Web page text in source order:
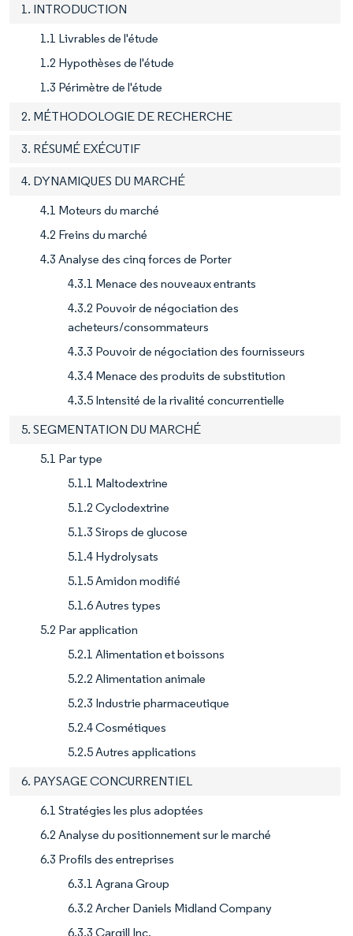
1. INTRODUCTION
1.1 Livrables de l'étude
1.2 Hypothèses de l'étude
1.3 Périmètre de l'étude
2. MÉTHODOLOGIE DE RECHERCHE
3. RÉSUMÉ EXÉCUTIF
4. DYNAMIQUES DU MARCHÉ
4.1 Moteurs du marché
4.2 Freins du marché
4.3 Analyse des cinq forces de Porter
4.3.1 Menace des nouveaux entrants
4.3.2 Pouvoir de négociation des
acheteurs/consommateurs
4.3.3 Pouvoir de négociation des fournisseurs
4.3.4 Menace des produits de substitution
4.3.5 Intensité de la rivalité concurrentielle
5. SEGMENTATION DU MARCHÉ
5.1 Par type
5.1.1 Maltodextrine
5.1.2 Cyclodextrine
5.1.3 Sirops de glucose
5.1.4 Hydrolysats
5.1.5 Amidon modifié
5.1.6 Autres types
5.2 Par application
5.2.1 Alimentation et boissons
5.2.2 Alimentation animale
5.2.3 Industrie pharmaceutique
5.2.4 Cosmétiques
5.2.5 Autres applications
6. PAYSAGE CONCURRENTIEL
6.1 Stratégies les plus adoptées
6.2 Analyse du positionnement sur le marché
6.3 Profils des entreprises
6.3.1 Agrana Group
6.3.2 Archer Daniels Midland Company
6.3.3 Cargill Inc.